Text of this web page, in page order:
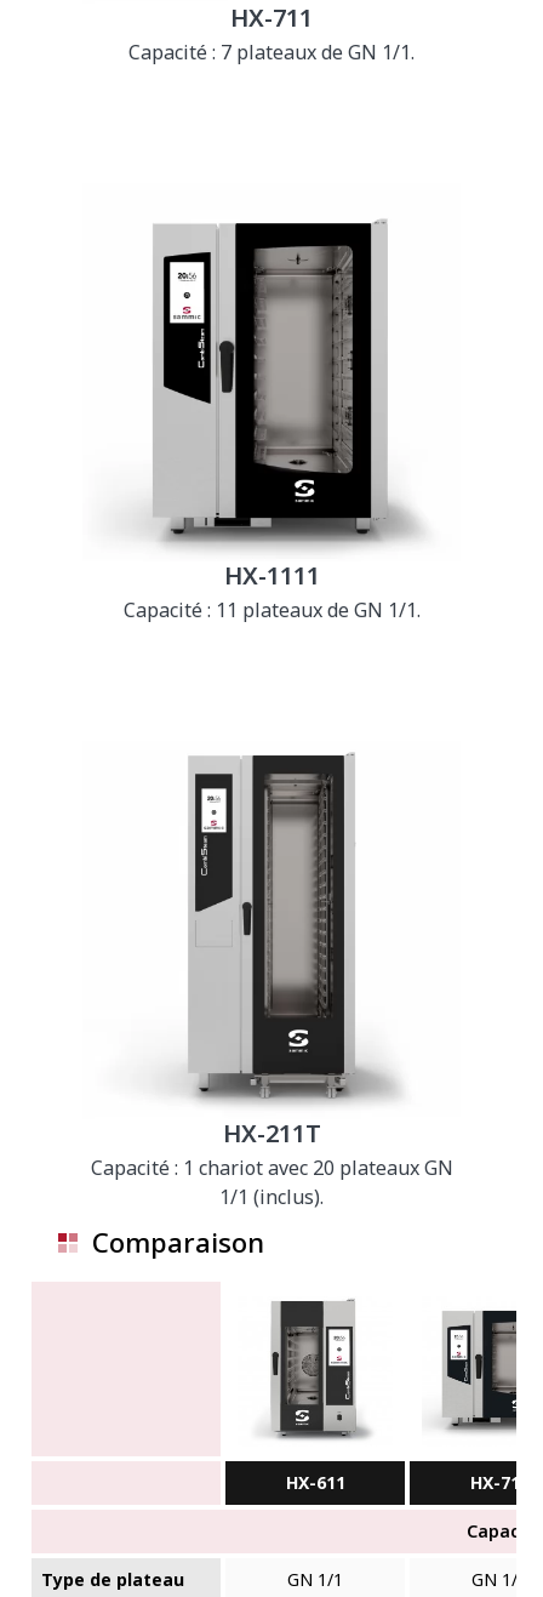
HX-711
Capacité : 7 plateaux de GN 1/1.
HX-1111
Capacité : 11 plateaux de GN 1/1.
HX-211T
Capacité : 1 chariot avec 20 plateaux GN
1/1 (inclus).
Comparaison
HX-611 HX-711
Capacité
Type de plateau GN 1/1 GN 1/1